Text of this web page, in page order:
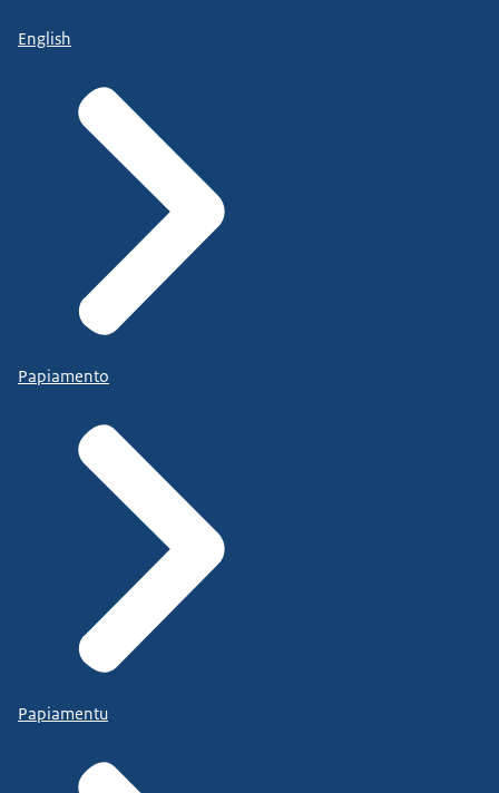
English
Papiamento
Papiamentu